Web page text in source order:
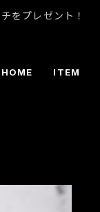
をプレゼント！
HOME ITEM